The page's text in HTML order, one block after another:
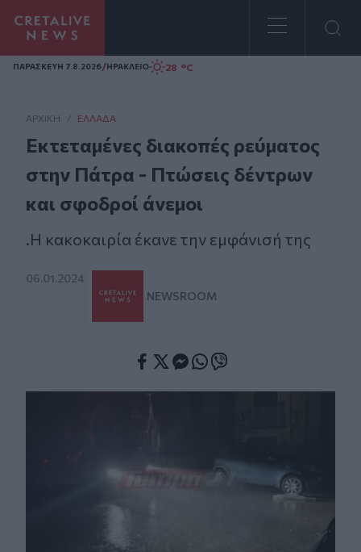
Homepage
ΠΑΡΑΣΚΕΥΗ 7.8.2026/ΗΡΑΚΛΕΙΟ 28 °C
ΑΡΧΙΚΗ / ΕΛΛΆΔΑ
Εκτεταμένες διακοπές ρεύματος
στην Πάτρα - Πτώσεις δέντρων
και σφοδροί άνεμοι
.Η κακοκαιρία έκανε την εμφάνισή της
06.01.2024
NEWSROOM